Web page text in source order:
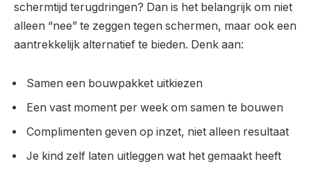
schermtijd terugdringen? Dan is het belangrijk om niet
alleen “nee” te zeggen tegen schermen, maar ook een
aantrekkelijk alternatief te bieden. Denk aan:
Samen een bouwpakket uitkiezen
Een vast moment per week om samen te bouwen
Complimenten geven op inzet, niet alleen resultaat
Je kind zelf laten uitleggen wat het gemaakt heeft